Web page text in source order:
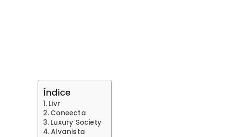
Índice
Livr
Coneecta
Luxury Society
Alvanista